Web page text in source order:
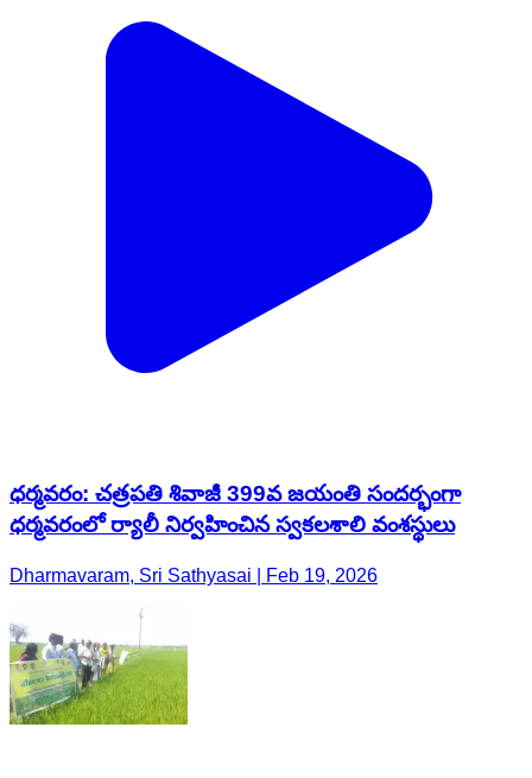
ధర్మవరం: చత్రపతి శివాజీ 399వ జయంతి సందర్భంగా
ధర్మవరంలో ర్యాలీ నిర్వహించిన స్వకలశాలి వంశస్థులు
Dharmavaram, Sri Sathyasai | Feb 19, 2026